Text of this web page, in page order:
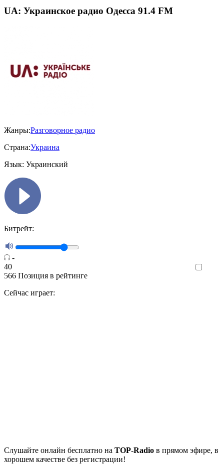
UA: Украинское радио Одесса 91.4 FM
Жанры:Разговорное радио
Страна:Украина
Язык: Украинский
Битрейт:
-
40
566 Позиция в рейтинге
Сейчас играет:
Cлушайте онлайн бесплатно на TOP-Radio в прямом эфире, в
хорошем качестве без регистрации!